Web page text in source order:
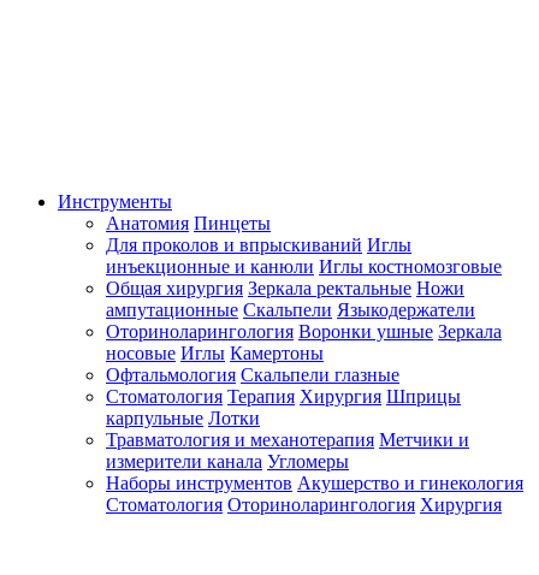
Инструменты
Анатомия Пинцеты
Для проколов и впрыскиваний Иглы
инъекционные и канюли Иглы костномозговые
Общая хирургия Зеркала ректальные Ножи
ампутационные Скальпели Языкодержатели
Оториноларингология Воронки ушные Зеркала
носовые Иглы Камертоны
Офтальмология Скальпели глазные
Стоматология Терапия Хирургия Шприцы
карпульные Лотки
Травматология и механотерапия Метчики и
измерители канала Угломеры
Наборы инструментов Акушерство и гинекология
Стоматология Оториноларингология Хирургия